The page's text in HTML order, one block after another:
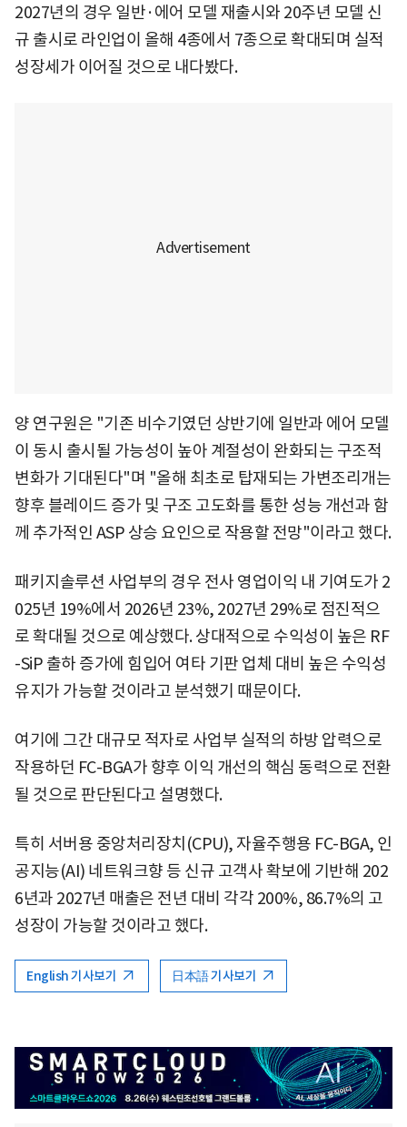
2027년의 경우 일반·에어 모델 재출시와 20주년 모델 신
규 출시로 라인업이 올해 4종에서 7종으로 확대되며 실적
성장세가 이어질 것으로 내다봤다.
양 연구원은 "기존 비수기였던 상반기에 일반과 에어 모델
이 동시 출시될 가능성이 높아 계절성이 완화되는 구조적
변화가 기대된다"며 "올해 최초로 탑재되는 가변조리개는
향후 블레이드 증가 및 구조 고도화를 통한 성능 개선과 함
께 추가적인 ASP 상승 요인으로 작용할 전망"이라고 했다.
패키지솔루션 사업부의 경우 전사 영업이익 내 기여도가 2
025년 19%에서 2026년 23%, 2027년 29%로 점진적으
로 확대될 것으로 예상했다. 상대적으로 수익성이 높은 RF
-SiP 출하 증가에 힘입어 여타 기판 업체 대비 높은 수익성
유지가 가능할 것이라고 분석했기 때문이다.
여기에 그간 대규모 적자로 사업부 실적의 하방 압력으로
작용하던 FC-BGA가 향후 이익 개선의 핵심 동력으로 전환
될 것으로 판단된다고 설명했다.
특히 서버용 중앙처리장치(CPU), 자율주행용 FC-BGA, 인
공지능(AI) 네트워크향 등 신규 고객사 확보에 기반해 202
6년과 2027년 매출은 전년 대비 각각 200%, 86.7%의 고
성장이 가능할 것이라고 했다.
English 기사보기 日本語 기사보기